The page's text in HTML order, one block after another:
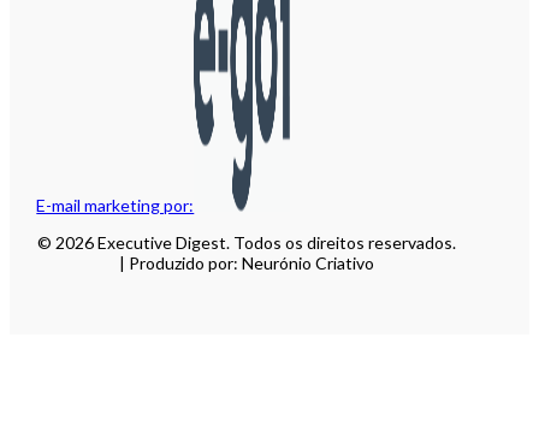
E-mail marketing por:
© 2026 Executive Digest. Todos os direitos reservados.
| Produzido por: Neurónio Criativo